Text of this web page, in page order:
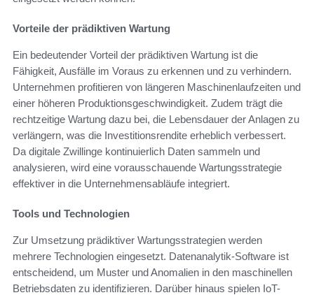
Vorteile der prädiktiven Wartung
Ein bedeutender Vorteil der prädiktiven Wartung ist die
Fähigkeit, Ausfälle im Voraus zu erkennen und zu verhindern.
Unternehmen profitieren von längeren Maschinenlaufzeiten und
einer höheren Produktionsgeschwindigkeit. Zudem trägt die
rechtzeitige Wartung dazu bei, die Lebensdauer der Anlagen zu
verlängern, was die Investitionsrendite erheblich verbessert.
Da digitale Zwillinge kontinuierlich Daten sammeln und
analysieren, wird eine vorausschauende Wartungsstrategie
effektiver in die Unternehmensabläufe integriert.
Tools und Technologien
Zur Umsetzung prädiktiver Wartungsstrategien werden
mehrere Technologien eingesetzt. Datenanalytik-Software ist
entscheidend, um Muster und Anomalien in den maschinellen
Betriebsdaten zu identifizieren. Darüber hinaus spielen IoT-